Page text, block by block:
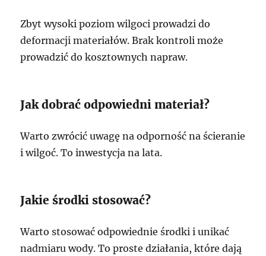
Zbyt wysoki poziom wilgoci prowadzi do
deformacji materiałów. Brak kontroli może
prowadzić do kosztownych napraw.
Jak dobrać odpowiedni materiał?
Warto zwrócić uwagę na odporność na ścieranie
i wilgoć. To inwestycja na lata.
Jakie środki stosować?
Warto stosować odpowiednie środki i unikać
nadmiaru wody. To proste działania, które dają